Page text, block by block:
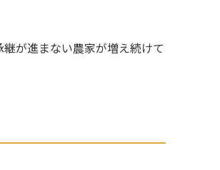
が進まない農家が増え続けて